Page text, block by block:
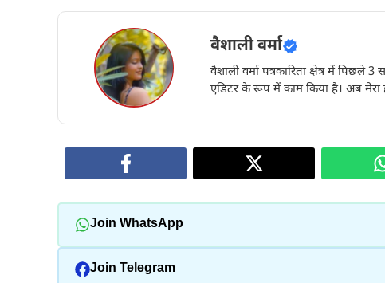
वैशाली वर्मा
वैशाली वर्मा पत्रकारिता क्षेत्र में
एडिटर के रूप में काम किया है। अब मेरा
Join WhatsApp
Join Telegram